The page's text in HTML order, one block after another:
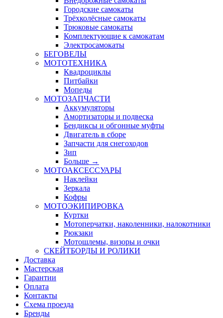
Городские самокаты
Трёхколёсные самокаты
Трюковые самокаты
Комплектующие к самокатам
Электросамокаты
БЕГОВЕЛЫ
МОТОТЕХНИКА
Квадроциклы
Питбайки
Мопеды
МОТОЗАПЧАСТИ
Аккумуляторы
Амортизаторы и подвеска
Бендиксы и обгонные муфты
Двигатель в сборе
Запчасти для снегоходов
Зип
Больше →
МОТОАКСЕССУАРЫ
Наклейки
Зеркала
Кофры
МОТОЭКИПИРОВКА
Куртки
Мотоперчатки, наколенники, налокотники
Рюкзаки
Мотошлемы, визоры и очки
СКЕЙТБОРДЫ И РОЛИКИ
Доставка
Мастерская
Гарантии
Оплата
Контакты
Схема проезда
Бренды